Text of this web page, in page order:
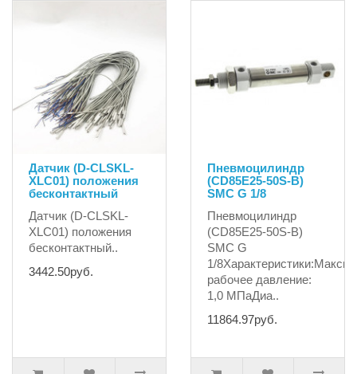
Датчик (D-CLSKL-
XLC01) положения
бесконтактный
Датчик (D-CLSKL-
XLC01) положения
бесконтактный..
3442.50руб.
Пневмоцилиндр
(CD85E25-50S-B)
SMC G 1/8
Пневмоцилиндр
(CD85E25-50S-B)
SMC G
1/
рабочее давление:
1,0 МПаДиа..
11864.97руб.